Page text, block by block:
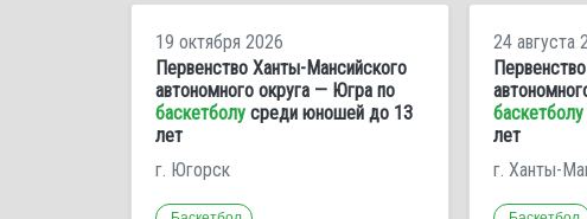
19 октября 2026
Первенство Ханты-Мансийского
автономного округа — Югра по
баскетболу среди юношей до 13
лет
г. Югорск
24 августа
баскетболу
лет
г. Ханты-